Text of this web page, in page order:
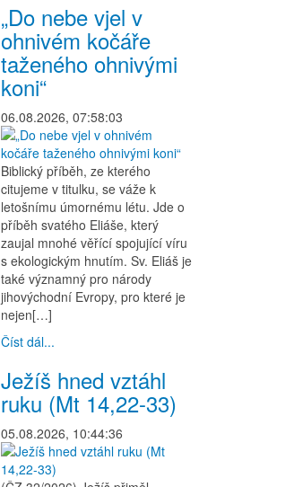
„Do nebe vjel v
ohnivém kočáře
taženého ohnivými
koni“
06.08.2026, 07:58:03
Biblický příběh, ze kterého
citujeme v titulku, se váže k
letošnímu úmornému létu. Jde o
příběh svatého Eliáše, který
zaujal mnohé věřící spojující víru
s ekologickým hnutím. Sv. Eliáš je
také významný pro národy
jihovýchodní Evropy, pro které je
nejen[…]
Číst dál...
Ježíš hned vztáhl
ruku (Mt 14,22-33)
05.08.2026, 10:44:36